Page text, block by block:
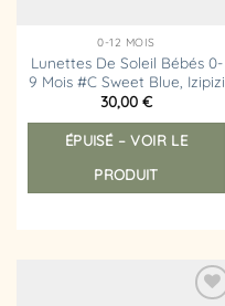
0-12 MOIS
Lunettes De Soleil Bébés 0-
9 Mois #C Sweet Blue, Izipizi
30,00 €
ÉPUISÉ – VOIR LE
PRODUIT